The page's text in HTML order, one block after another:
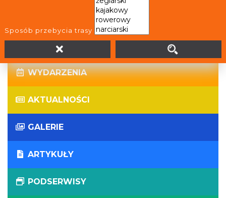
Sposób przebycia trasy
WIRTUALNE WYCIECZKI
PANORAMY
WYDARZENIA
AKTUALNOŚCI
GALERIE
ARTYKUŁY
PODSERWISY